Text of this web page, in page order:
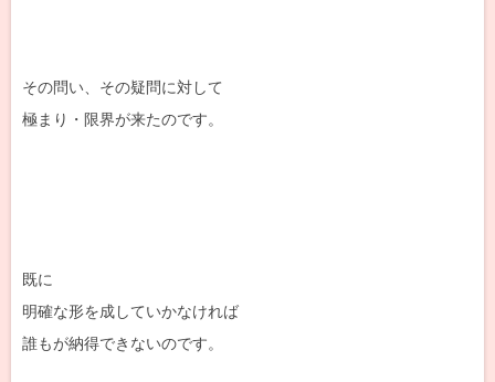
その問い、その疑問に対して
極まり・限界が来たのです。
既に
明確な形を成していかなければ
誰もが納得できないのです。